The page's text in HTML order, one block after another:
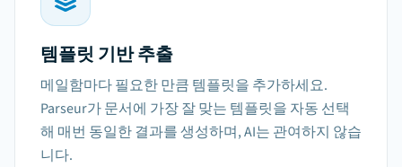
템플릿 기반 추출
메일함마다 필요한 만큼 템플릿을 추가하세요.
Parseur가 문서에 가장 잘 맞는 템플릿을 자동 선택
해 매번 동일한 결과를 생성하며, AI는 관여하지 않습
니다.